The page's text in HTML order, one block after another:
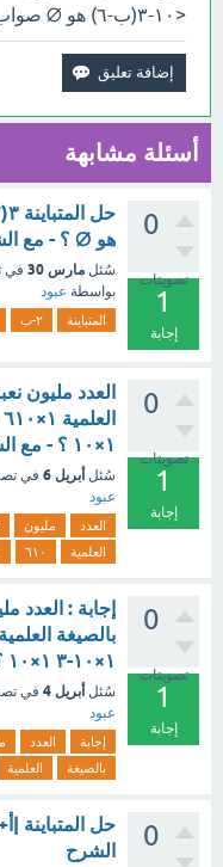
<١٠-٣(ب-٦) هو ∅ صواب خطأ ؟ بالأعلى.
أسئلة مشابهة
0
تصويتات
1
إجابة
هو ∅ ؟ - مع
سُئل مارس 30 في
بواسطة عبود
المتباينة ٢-ب
0
تصويتات
1
إجابة
العدد مليون
١×١٠ ؟ - مع الشرح
سُئل أبريل 6 في
عبود
العدد مليون
العلمية
٦١٠
0
تصويتات
1
إجابة
إجابة : العدد
١×١٠-٣ ١×١٠ ؟ - مع الشرح
سُئل أبريل 4 في
عبود
إجابة العدد
بالصيغة
العلمية
0
الشرح